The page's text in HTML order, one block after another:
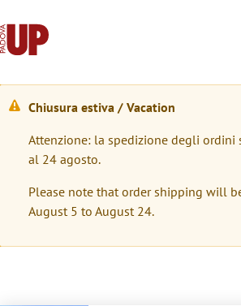
W
a
r
n
i
Chiusura estiva / Vacation
Attenzione: la spedizione degli ordini
al 24 agosto.
Please note that order shipping will
August 5 to August 24.